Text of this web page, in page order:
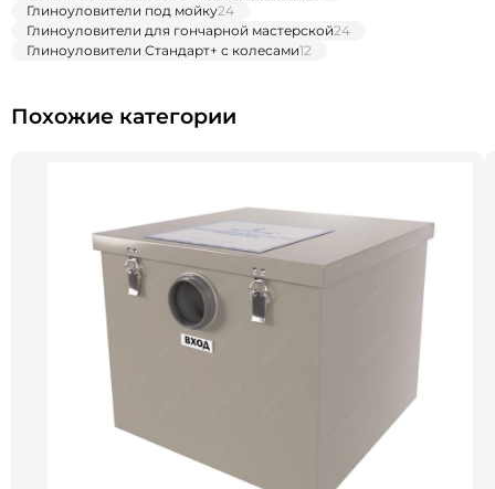
Глиноуловители под мойку24
Глиноуловители для гончарной мастерской24
Глиноуловители Стандарт+ с колесами12
Похожие категории